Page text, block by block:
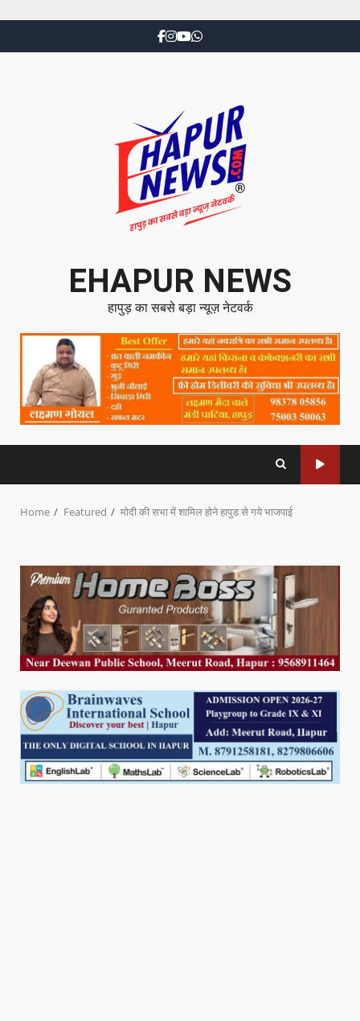
EHAPUR NEWS
हापुड़ का सबसे बड़ा न्यूज़ नेटवर्क
Home Featured मोदी की सभा में शामिल होने हापुड से गये भाजपाई